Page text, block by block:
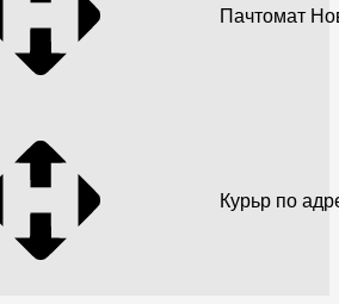
Пачтомат
Курьр по